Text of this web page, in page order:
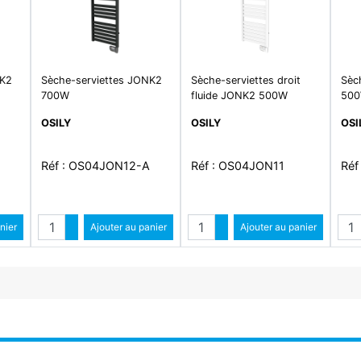
Sèche-serviettes JONK2
700W
OSILY
Réf : OS04JON12-A
QuantitéAugmenter quantité
Diminuer quantité
Ajouter au panier
Sèche-serviettes droit
fluide JONK2 500W
OSILY
Réf : OS04JON11
QuantitéAugmenter quantité
Diminuer quantité
Ajouter au panier